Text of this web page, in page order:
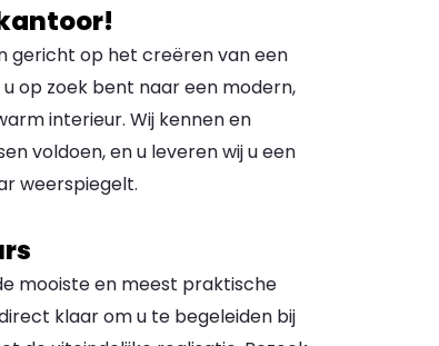
gericht op het creëren van een
op zoek bent naar een modern,
interieur. Wij kennen en
voldoen, en u leveren wij u een
weerspiegelt.
mooiste en meest praktische
klaar om u te begeleiden bij